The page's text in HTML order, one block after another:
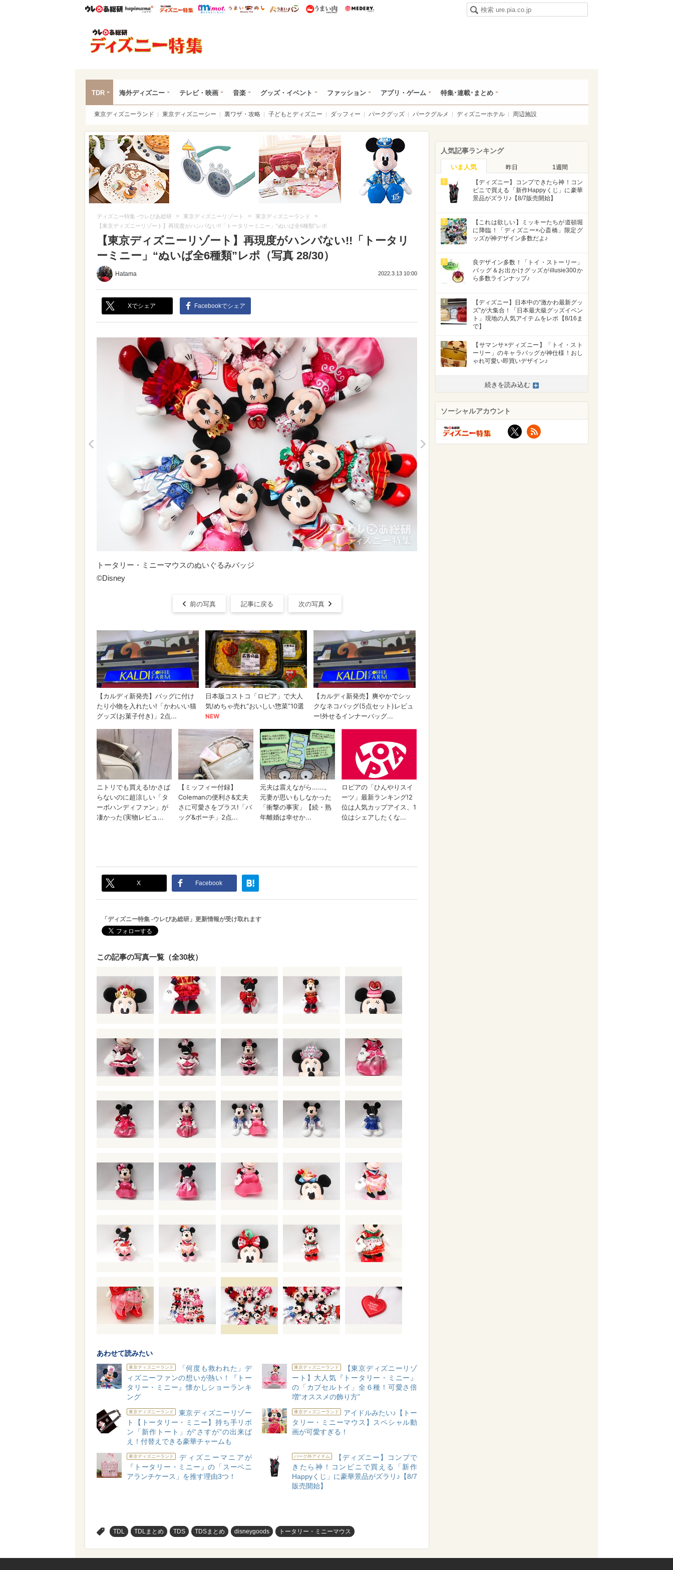
ウレぴあ総研ハピママ* ウレぴあ総研 ディズニー特集
mimot. うまいめし うまいパン うまい肉
TDR 海外ディズニー テレビ・映画 音楽 グッズ・イベント ファッション アプリ・ゲーム 特集･連載･まとめ
東京ディズニーランド 東京ディズニーシー 裏ワザ・攻略 子どもとディズニー ダッフィー パークグッズ パークグルメ ディズニーホテル 周辺施設
ディズニー特集 -ウレぴあ総研 > 東京ディズニーリゾート > 東京ディズニーランド >
【東京ディズニーリゾート】再現度がハンパない!!「トータリーミニー」“ぬいば全6種類”レポ
【東京ディズニーリゾート】再現度がハンパない!!「トータリ
ーミニー」“ぬいば全6種類”レポ（写真 28/30）
Hatama 2022.3.13 10:00
Xでシェア Facebookでシェア
>
トータリー・ミニーマウスのぬいぐるみバッジ
©Disney
前の写真 記事に戻る 次の写真
X Facebook
「ディズニー特集 -ウレぴあ総研」更新情報が受け取れます
この記事の写真一覧（全30枚）
あわせて読みたい
東京ディズニーランド
「何度も救われた」デ
ィズニーファンの想いが熱い！『トー
タリー・ミニー』懐かしショーランキ
ング
東京ディズニーランド
【東京ディズニーリゾ
ート】大人気『トータリー・ミニー』
の「カプセルトイ」全６種！可愛さ倍
増“オススメの飾り方”
東京ディズニーランド
東京ディズニーリゾー
ト【トータリー・ミニー】持ち手リボ
ン「新作トート」が“さすが”の出来ば
え！付替えできる豪華チャームも
東京ディズニーランド
アイドルみたい♪【トー
タリー・ミニーマウス】スペシャル動
画が可愛すぎる！
東京ディズニーランド
ディズニーマニアが
『トータリー・ミニー』の「スーベニ
アランチケース」を推す理由3つ！
パーク外アイテム
【ディズニー】コンプで
きたら神！コンビニで買える「新作
Happyくじ」に豪華景品がズラリ♪【8/7
販売開始】
TDL TDLまとめ TDS TDSまとめ disneygoods トータリー・ミニーマウス
人気記事ランキング
いま人気 昨日 1週間
1
【ディズニー】コンプできたら神！コン
ビニで買える「新作Happyくじ」に豪華
景品がズラリ♪【8/7販売開始】
2
【これは欲しい】ミッキーたちが道頓堀
に降臨！「ディズニー×心斎橋」限定グ
ッズが神デザイン多数だよ♪
3
良デザイン多数！「トイ・ストーリー」
バッグ＆お出かけグッズがillusie300か
ら多数ラインナップ♪
4
【ディズニー】日本中の“激かわ最新グッ
ズ”が大集合！「日本最大級グッズイベン
ト」現地の人気アイテムをレポ【8/16ま
で】
5
【サマンサ×ディズニー】「トイ・スト
ーリー」のキャラバッグが神仕様！おし
ゃれ可愛い即買いデザイン♪
続きを読み込む
ソーシャルアカウント
X